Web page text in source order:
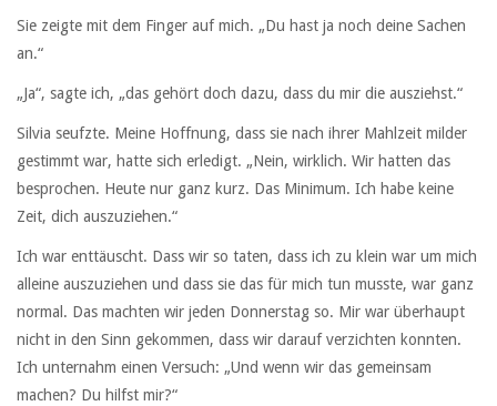
Sie zeigte mit dem Finger auf mich. „Du hast ja noch deine Sachen
an.“
„Ja“, sagte ich, „das gehört doch dazu, dass du mir die ausziehst.“
Silvia seufzte. Meine Hoffnung, dass sie nach ihrer Mahlzeit milder
gestimmt war, hatte sich erledigt. „Nein, wirklich. Wir hatten das
besprochen. Heute nur ganz kurz. Das Minimum. Ich habe keine
Zeit, dich auszuziehen.“
Ich war enttäuscht. Dass wir so taten, dass ich zu klein war um mich
alleine auszuziehen und dass sie das für mich tun musste, war ganz
normal. Das machten wir jeden Donnerstag so. Mir war überhaupt
nicht in den Sinn gekommen, dass wir darauf verzichten konnten.
Ich unternahm einen Versuch: „Und wenn wir das gemeinsam
machen? Du hilfst mir?“